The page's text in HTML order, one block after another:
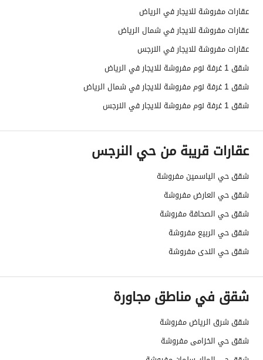
خدمات العقار
كهرباء
نعم
صرف صحي
نعم
تفاصيل اضافية
عمر العقار
جديد
عرض الشارع
رقم المخطط
رقم صك الملكية
حدود واطوال العقار
-
الضمانات والمدة
قنوات الاعلان
عقارات مفروشة للايجار في الرياض
عقارات مفروشة للايجار في شمال الرياض
عقارات مفروشة للايجار في النرجس
شقق 1 غرفة نوم مفروشة للايجار في الرياض
شقق 1 غرفة نوم مفروشة للايجار في شمال الرياض
شقق 1 غرفة نوم مفروشة للايجار في النرجس
عقارات قريبة من حي النرجس
شقق حي الياسمين مفروشة
شقق حي العارض مفروشة
شقق حي الصحافة مفروشة
شقق حي الربيع مفروشة
شقق حي الندى مفروشة
شقق في مناطق مجاورة
شقق شرق الرياض مفروشة
شقق حي الخزامى مفروشة